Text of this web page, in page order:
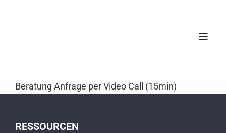
Beratung Anfrage per Video Call (15min)
RESSOURCEN